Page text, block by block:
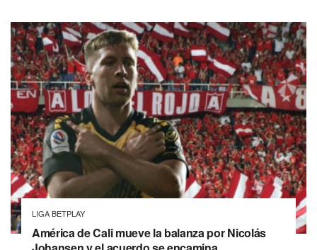
LIGA BETPLAY
América de Cali mueve la balanza por Nicolás